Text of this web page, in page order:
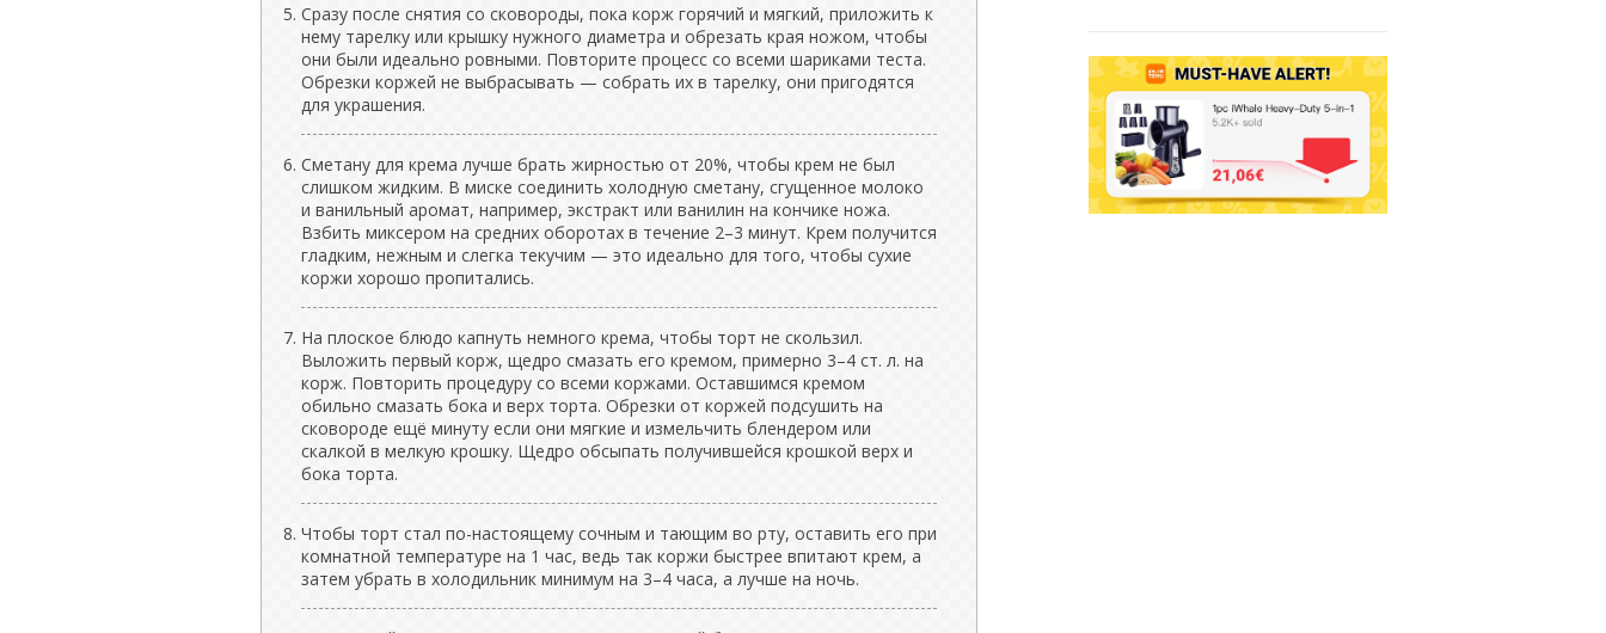
Сразу после снятия со сковороды, пока корж горячий и мягкий, приложить к
нему тарелку или крышку нужного диаметра и обрезать края ножом, чтобы
они были идеально ровными. Повторите процесс со всеми шариками теста.
Обрезки коржей не выбрасывать — собрать их в тарелку, они пригодятся
для украшения.
Сметану для крема лучше брать жирностью от 20%, чтобы крем не был
слишком жидким. В миске соединить холодную сметану, сгущенное молоко
и ванильный аромат, например, экстракт или ванилин на кончике ножа.
Взбить миксером на средних оборотах в течение 2–3 минут. Крем получится
гладким, нежным и слегка текучим — это идеально для того, чтобы сухие
коржи хорошо пропитались.
На плоское блюдо капнуть немного крема, чтобы торт не скользил.
Выложить первый корж, щедро смазать его кремом, примерно 3–4 ст. л. на
корж. Повторить процедуру со всеми коржами. Оставшимся кремом
обильно смазать бока и верх торта. Обрезки от коржей подсушить на
сковороде ещё минуту если они мягкие и измельчить блендером или
скалкой в мелкую крошку. Щедро обсыпать получившейся крошкой верх и
бока торта.
Чтобы торт стал по-настоящему сочным и тающим во рту, оставить его при
комнатной температуре на 1 час, ведь так коржи быстрее впитают крем, а
затем убрать в холодильник минимум на 3–4 часа, а лучше на ночь.